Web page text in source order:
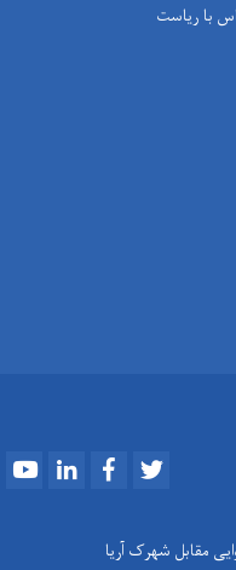
با ریاست
YoutubeLinkedInFacebook
مقابل شهرک آریا